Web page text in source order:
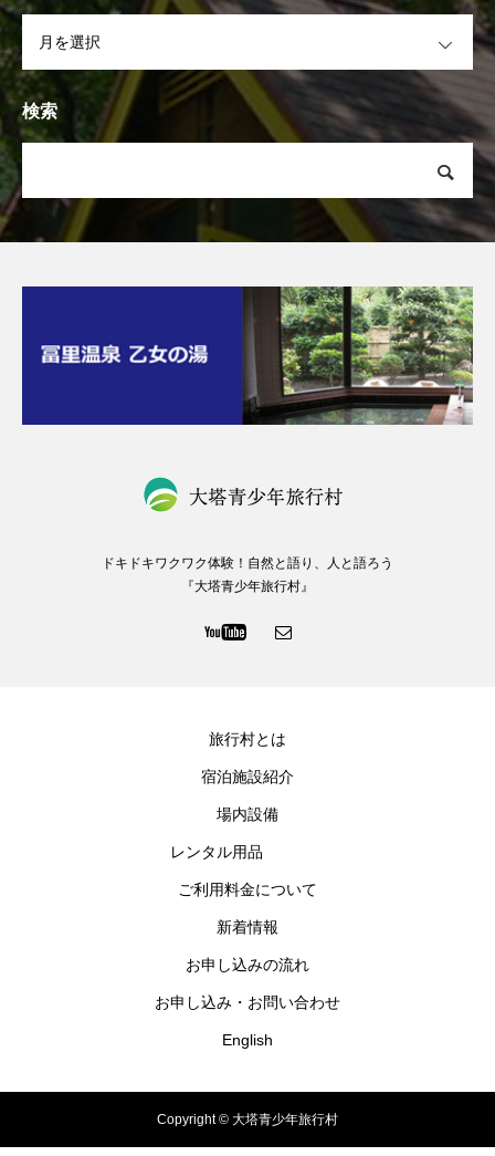
検索
ドキドキワクワク体験！自然と語り、人と語ろう
『大塔青少年旅行村』
旅行村とは
宿泊施設紹介
場内設備
レンタル用品
ご利用料金について
新着情報
お申し込みの流れ
お申し込み・お問い合わせ
English
Copyright © 大塔青少年旅行村